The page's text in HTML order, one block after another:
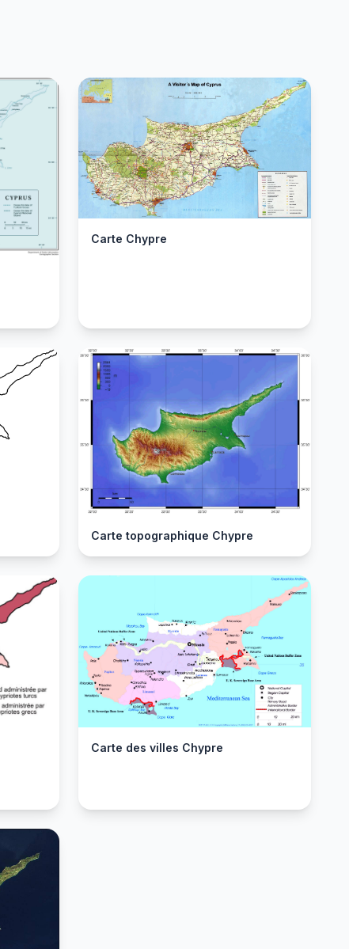
Carte Chypre
Carte topographique Chypre
Carte des villes Chypre